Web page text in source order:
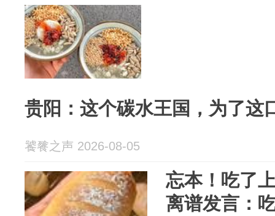
贵阳：这个碳水王国，为了这
饕餮之声 2026-08-05
忘本！吃了
离谱发言：